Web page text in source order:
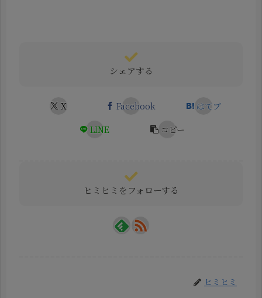
シェアする
X Facebook
はてブ
LINE
コピー
ヒミヒミをフォローする
ヒミヒミ